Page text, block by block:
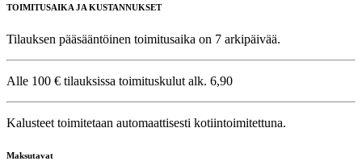
TOIMITUSAIKA JA KUSTANNUKSET
Tilauksen pääsääntöinen toimitusaika on 7 arkipäivää.
Alle 100 € tilauksissa toimituskulut alk. 6,90
Kalusteet toimitetaan automaattisesti kotiintoimitettuna.
Maksutavat